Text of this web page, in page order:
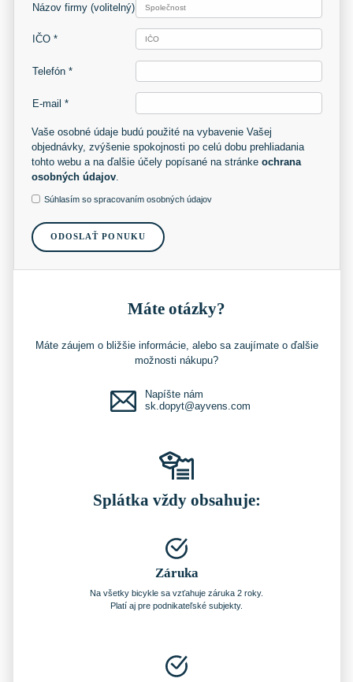
Názov firmy (volitelný)
IČO *
Telefón *
E-mail *
Vaše osobné údaje budú použité na vybavenie Vašej
objednávky, zvýšenie spokojnosti po celú dobu prehliadania
tohto webu a na ďalšie účely popísané na stránke ochrana
osobných údajov.
Súhlasím so spracovaním osobných údajov
ODOSLAŤ PONUKU
Máte otázky?
Máte záujem o bližšie informácie, alebo sa zaujímate o ďalšie
možnosti nákupu?
Napíšte nám
sk.dopyt@ayvens.com
Splátka vždy obsahuje:
Záruka
Na všetky bicykle sa vzťahuje záruka 2 roky.
Platí aj pre podnikateľské subjekty.